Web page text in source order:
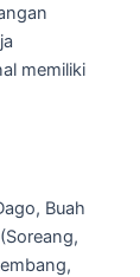
memiliki
Buah